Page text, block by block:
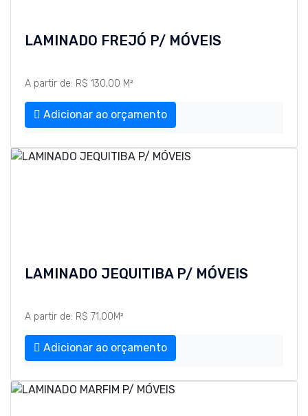
LAMINADO FREJÓ P/ MÓVEIS
A partir de: R$ 130,00 M²
Adicionar ao orçamento
LAMINADO JEQUITIBA P/ MÓVEIS
A partir de: R$ 71,00M²
Adicionar ao orçamento